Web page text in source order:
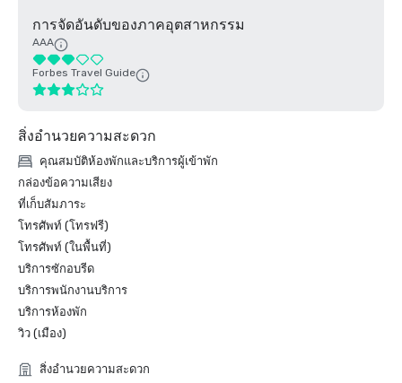
การจัดอันดับของภาคอุตสาหกรรม
AAA
Forbes Travel Guide
สิ่งอำนวยความสะดวก
คุณสมบัติห้องพักและบริการผู้เข้าพัก
กล่องข้อความเสียง
ที่เก็บสัมภาระ
โทรศัพท์ (โทรฟรี)
โทรศัพท์ (ในพื้นที่)
บริการซักอบรีด
บริการพนักงานบริการ
บริการห้องพัก
วิว (เมือง)
สิ่งอำนวยความสะดวก